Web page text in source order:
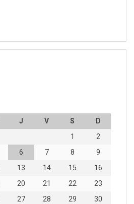
J V S
D
1
2
6 7 8
9
13 14 15
16
20 21 22
23
27 28 29
30